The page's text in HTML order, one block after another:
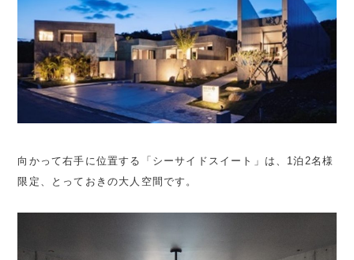
向かって右手に位置する「シーサイドスイート」は、1泊2名様
限定、とっておきの大人空間です。